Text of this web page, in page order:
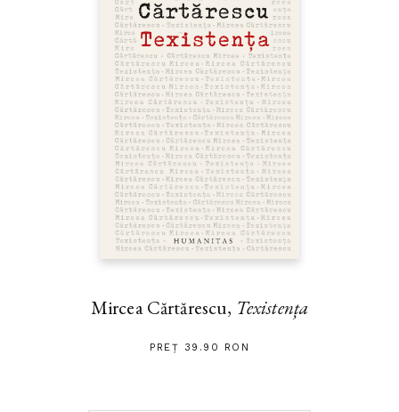
Mircea Cărtărescu, Texistența
PREȚ 39.90 RON